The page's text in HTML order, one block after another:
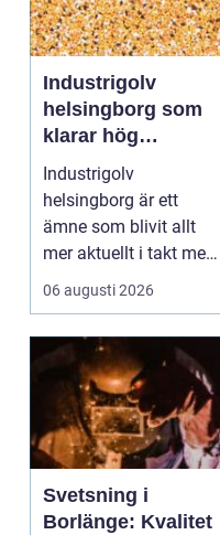
Industrigolv
helsingborg som
klarar hög
belastning och
tuffa krav
Industrigolv
helsingborg är ett
ämne som blivit allt
mer aktuellt i takt med
att fler verksamheter
06 augusti 2026
Svetsning i
Borlänge: Kvalitet